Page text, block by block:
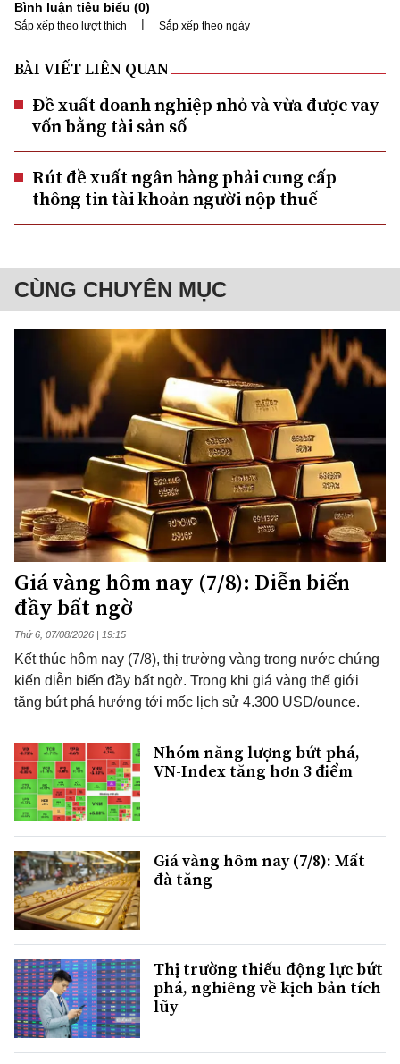
Bình luận tiêu biểu (0)
Sắp xếp theo lượt thích | Sắp xếp theo ngày
BÀI VIẾT LIÊN QUAN
Đề xuất doanh nghiệp nhỏ và vừa được vay
vốn bằng tài sản số
Rút đề xuất ngân hàng phải cung cấp
thông tin tài khoản người nộp thuế
CÙNG CHUYÊN MỤC
Giá vàng hôm nay (7/8): Diễn biến
đầy bất ngờ
Thứ 6, 07/08/2026 | 19:15
Kết thúc hôm nay (7/8), thị trường vàng trong nước chứng
kiến diễn biến đầy bất ngờ. Trong khi giá vàng thế giới
tăng bứt phá hướng tới mốc lịch sử 4.300 USD/ounce.
Nhóm năng lượng bứt phá,
VN-Index tăng hơn 3 điểm
Giá vàng hôm nay (7/8): Mất
đà tăng
Thị trường thiếu động lực bứt
phá, nghiêng về kịch bản tích
lũy